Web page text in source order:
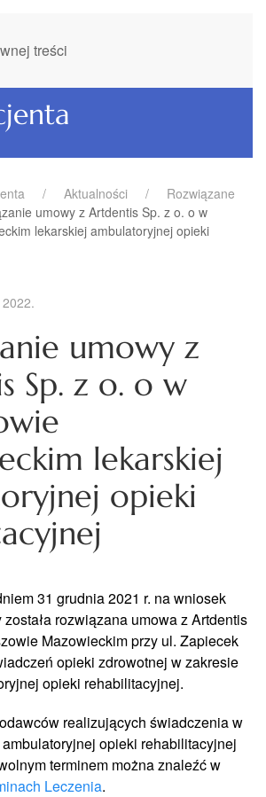
treści
Aktualności
Rozwiązane
umowy z Artdentis Sp. z o. o w
lekarskiej ambulatoryjnej opieki
.
umowy z
Sp. z o. o w
lekarskiej
opieki
31 grudnia 2021 r. na wniosek
rozwiązana umowa z Artdentis
Mazowieckim przy ul. Zapiecek
opieki zdrowotnej w zakresie
opieki rehabilitacyjnej.
realizujących świadczenia w
opieki rehabilitacyjnej
terminem można znaleźć w
Leczenia.